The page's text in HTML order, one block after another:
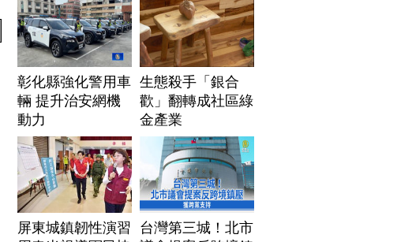
彰化縣強化警用車
輛 提升治安網機
動力
生態殺手「銀合
歡」翻轉成社區綠
金產業
屏東城鎮韌性演習
台灣第三城！北市